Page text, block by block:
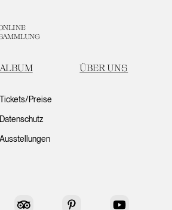
ALBUM ÜBER UNS
Tickets/Preise
Datenschutz
Ausstellungen